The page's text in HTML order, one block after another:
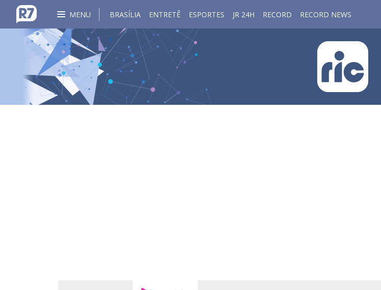
MENU BRASÍLIA ENTRETÊ ESPORTES JR 24H RECORD RECORD NEWS